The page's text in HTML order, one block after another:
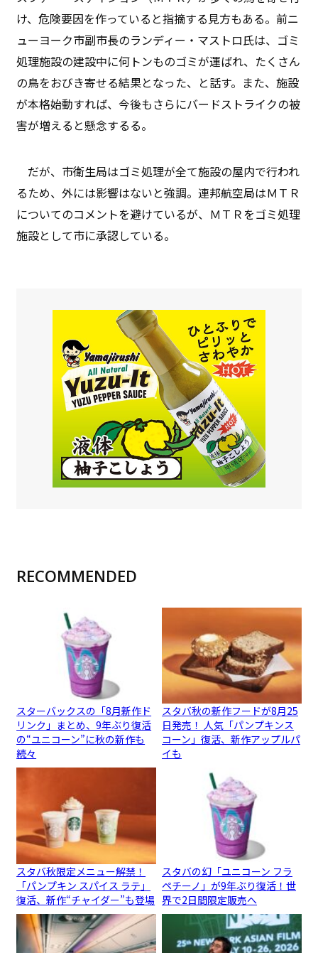
け、危険要因を作っていると指摘する見方もある。前ニ
ューヨーク市副市長のランディー・マストロ氏は、ゴミ
処理施設の建設中に何トンものゴミが運ばれ、たくさん
の鳥をおびき寄せる結果となった、と話す。また、施設
が本格始動すれば、今後もさらにバードストライクの被
害が増えると懸念するる。
だが、市衛生局はゴミ処理が全て施設の屋内で行われ
るため、外には影響はないと強調。連邦航空局はＭＴＲ
についてのコメントを避けているが、ＭＴＲをゴミ処理
施設として市に承認している。
RECOMMENDED
スターバックスの「8月新作ド
リンク」まとめ、9年ぶり復活
の“ユニコーン”に秋の新作も
続々
スタバ秋の新作フードが8月25
日発売！ 人気「パンプキンス
コーン」復活、新作アップルパ
イも
スタバ秋限定メニュー解禁！
「パンプキン スパイス ラテ」
復活、新作“チャイダー”も登場
スタバの幻「ユニコーン フラ
ペチーノ」が9年ぶり復活！世
界で2日間限定販売へ